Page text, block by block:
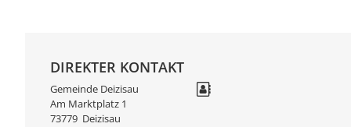
DIREKTER KONTAKT
Gemeinde Deizisau
Am Marktplatz 1
73779 Deizisau